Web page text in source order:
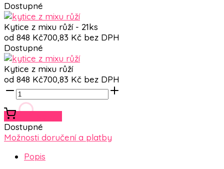
Dostupné
Kytice z mixu růží - 21ks
od 848 Kč700,83 Kč bez DPH
Dostupné
Kytice z mixu růží
od 848 Kč700,83 Kč bez DPH
Dostupné
Možnosti doručení a platby
Popis